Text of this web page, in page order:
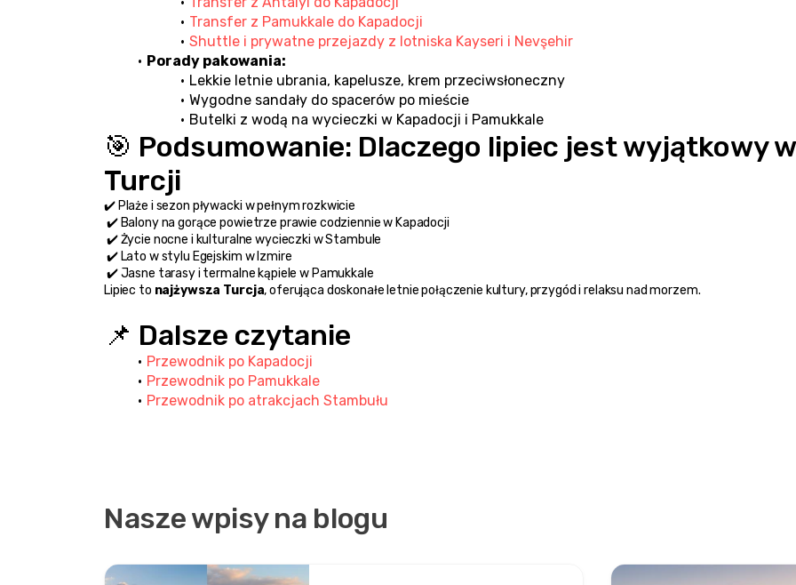
Transfer z Pamukkale do Kapadocji
Shuttle i prywatne przejazdy z lotniska Kayseri i Nevşehir
Porady pakowania:
Lekkie letnie ubrania, kapelusze, krem przeciwsłoneczny
Wygodne sandały do spacerów po mieście
Butelki z wodą na wycieczki w Kapadocji i Pamukkale
🎯 Podsumowanie: Dlaczego lipiec jest wyjątkowy w
Turcji
✔️ Plaże i sezon pływacki w pełnym rozkwicie
✔️ Balony na gorące powietrze prawie codziennie w Kapadocji
✔️ Życie nocne i kulturalne wycieczki w Stambule
✔️ Lato w stylu Egejskim w Izmire
✔️ Jasne tarasy i termalne kąpiele w Pamukkale
Lipiec to najżywsza Turcja, oferująca doskonałe letnie połączenie kultury, przygód i relaksu nad morzem.
📌 Dalsze czytanie
Przewodnik po Kapadocji
Przewodnik po Pamukkale
Przewodnik po atrakcjach Stambułu
Nasze wpisy na blogu